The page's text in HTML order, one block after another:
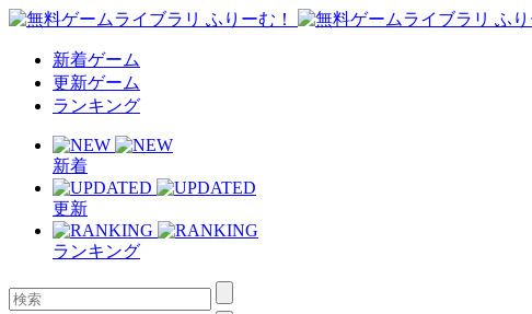
新着ゲーム
更新ゲーム
ランキング
新着
更新
ランキング